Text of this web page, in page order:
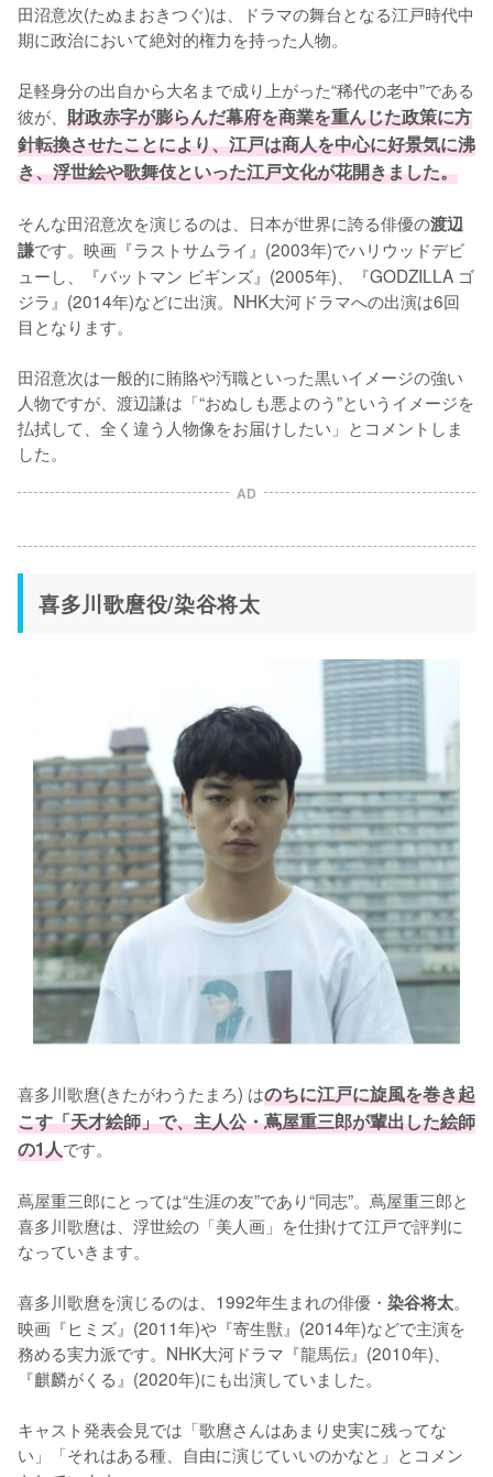
田沼意次(たぬまおきつぐ)は、ドラマの舞台となる江戸時代中
期に政治において絶対的権力を持った人物。
足軽身分の出自から大名まで成り上がった“稀代の老中”である
彼が、 財政赤字が膨らんだ幕府を商業を重んじた政策に方
針転換させたことにより、江戸は商人を中心に好景気に沸
き、浮世絵や歌舞伎といった江戸文化が花開きました。
そんな田沼意次を演じるのは、日本が世界に誇る俳優の渡辺
謙です。映画『ラストサムライ』(2003年)でハリウッドデビ
ューし、『バットマン ビギンズ』(2005年)、『GODZILLA ゴ
ジラ』(2014年)などに出演。NHK大河ドラマへの出演は6回
目となります。
田沼意次は一般的に賄賂や汚職といった黒いイメージの強い
人物ですが、渡辺謙は「“おぬしも悪よのう”というイメージを
払拭して、全く違う人物像をお届けしたい」とコメントしま
した。
AD
喜多川歌麿役/染谷将太
喜多川歌麿(きたがわうたまろ) はのちに江戸に旋風を巻き起
こす「天才絵師」で、主人公・蔦屋重三郎が輩出した絵師
の1人です。
蔦屋重三郎にとっては“生涯の友”であり“同志”。蔦屋重三郎と
喜多川歌麿は、浮世絵の「美人画」を仕掛けて江戸で評判に
なっていきます。
喜多川歌麿を演じるのは、1992年生まれの俳優・ 染谷将太。
映画『ヒミズ』(2011年)や『寄生獣』(2014年)などで主演を
務める実力派です。NHK大河ドラマ『龍馬伝』(2010年)、
『麒麟がくる』(2020年)にも出演していました。
キャスト発表会見では「歌麿さんはあまり史実に残ってな
い」「それはある種、自由に演じていいのかなと」とコメン